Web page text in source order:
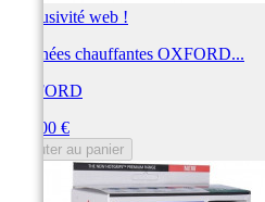
Exclusivité web !
Poignées chauffantes OXFORD...
OXFORD
102,00 €
Ajouter au panier